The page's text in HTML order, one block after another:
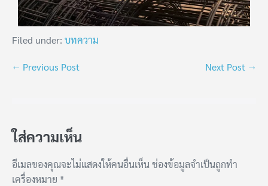
Filed under: บทความ
← Previous Post Next Post →
ใส่ความเห็น
อีเมลของคุณจะไม่แสดงให้คนอื่นเห็นช่องข้อมูลจำเป็นถูกทำ
เครื่องหมาย *